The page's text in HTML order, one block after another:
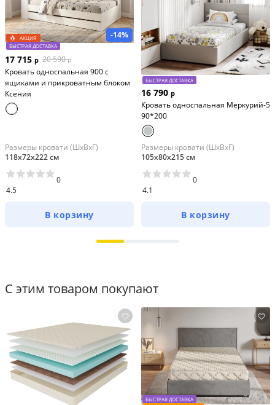
Кровать является одним из самых важных
Она не только обеспечивает комфортный сон, но
и играет важную роль в создании общей
атмосферы и стиля помещения.
Инструкция и вся необходимая фурнитура
предусмотрена в комплекте
-14%
АКЦИЯ
БЫСТРАЯ ДОСТАВКА
17 715 р 20 590 р
Кровать односпальная 900 с
ящиками и прикроватным блоком
Ксения
Размеры кровати (ШхВхГ)
118х72х222 см
4.5
0
В корзину
БЫСТРАЯ ДОСТАВКА
16 790 р
Кровать односпальная Меркурий-5
90*200
Размеры кровати (ШхВхГ)
105х80х215 см
4.1
0
В корзину
С этим товаром покупают
БЫСТРАЯ ДОСТАВКА